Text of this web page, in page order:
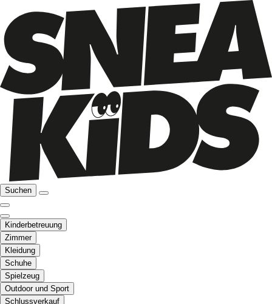
Suchen
Kinderbetreuung
Zimmer
Kleidung
Schuhe
Spielzeug
Outdoor und Sport
Schlussverkauf